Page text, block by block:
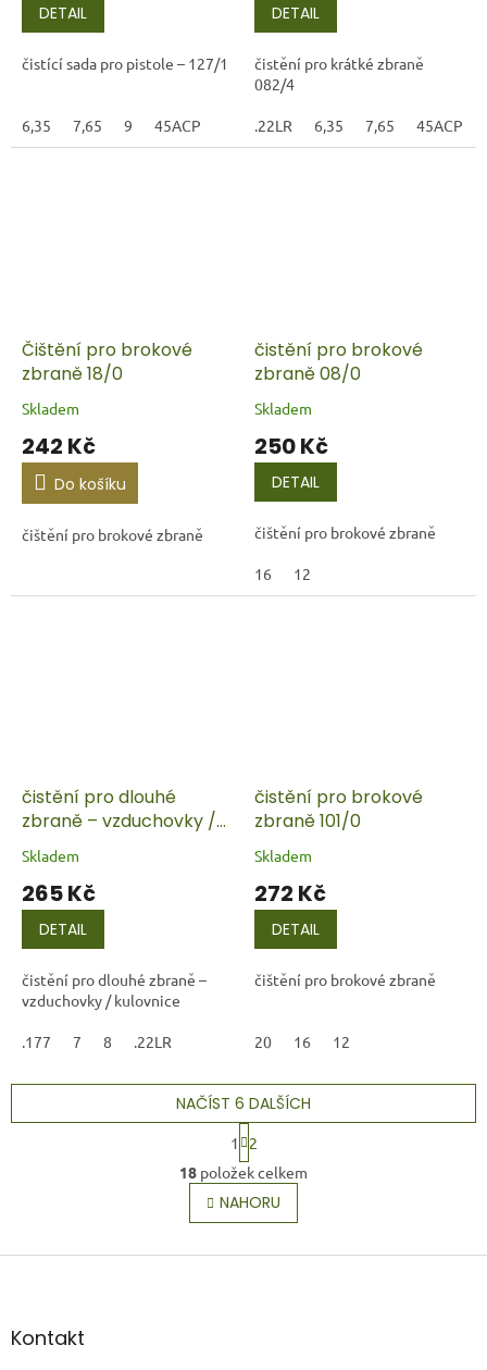
DETAIL
čistící sada pro pistole – 127/1
6,35 7,65 9 45ACP
DETAIL
čistění pro krátké zbraně
082/4
.22LR 6,35 7,65 45ACP
Čištění pro brokové
zbraně 18/0
Skladem
242 Kč
Do košíku
čištění pro brokové zbraně
čistění pro brokové
zbraně 08/0
Skladem
250 Kč
DETAIL
čištění pro brokové zbraně
16 12
čistění pro dlouhé
zbraně – vzduchovky /
kulovnice
Skladem
265 Kč
DETAIL
čistění pro dlouhé zbraně –
vzduchovky / kulovnice
.177 7 8 .22LR
čistění pro brokové
zbraně 101/0
Skladem
272 Kč
DETAIL
čištění pro brokové zbraně
20 16 12
O
v
l
á
NAČÍST 6 DALŠÍCH
S
t
r
á
n
k
v
1
2
18 položek celkem
NAHORU
Z
aKontakt